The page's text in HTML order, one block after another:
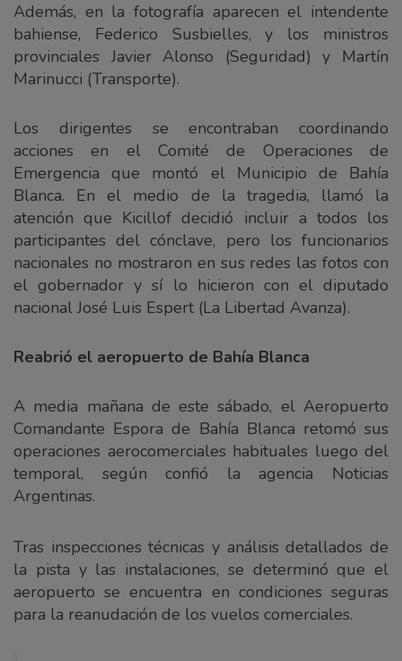
Además, en la fotografía aparecen el intendente
bahiense, Federico Susbielles, y los ministros
provinciales Javier Alonso (Seguridad) y Martín
Marinucci (Transporte).
Los dirigentes se encontraban coordinando
acciones en el Comité de Operaciones de
Emergencia que montó el Municipio de Bahía
Blanca. En el medio de la tragedia, llamó la
atención que Kicillof decidió incluir a todos los
participantes del cónclave, pero los funcionarios
nacionales no mostraron en sus redes las fotos con
el gobernador y sí lo hicieron con el diputado
nacional José Luis Espert (La Libertad Avanza).
Reabrió el aeropuerto de Bahía Blanca
A media mañana de este sábado, el Aeropuerto
Comandante Espora de Bahía Blanca retomó sus
operaciones aerocomerciales habituales luego del
temporal, según confió la agencia Noticias
Argentinas.
Tras inspecciones técnicas y análisis detallados de
la pista y las instalaciones, se determinó que el
aeropuerto se encuentra en condiciones seguras
para la reanudación de los vuelos comerciales.